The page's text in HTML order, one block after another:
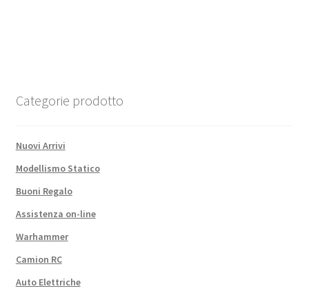
4S:
Categorie prodotto
Nuovi Arrivi
Modellismo Statico
Buoni Regalo
Assistenza on-line
Warhammer
Camion RC
Auto Elettriche